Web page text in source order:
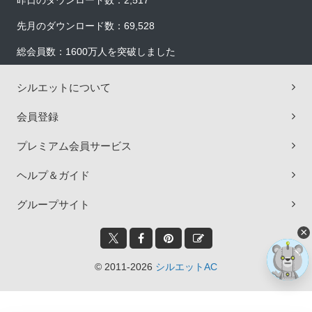
先月のダウンロード数：69,528
総会員数：1600万人を突破しました
シルエットについて
会員登録
プレミアム会員サービス
ヘルプ＆ガイド
グループサイト
© 2011-2026 シルエットAC
×